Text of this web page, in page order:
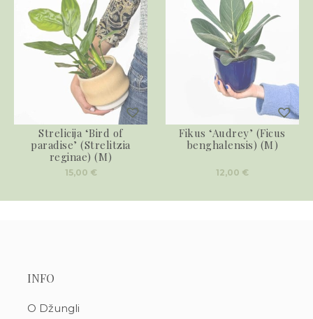
Strelicija ‘Bird of
paradise’ (Strelitzia
reginae) (M)
15,00 €
Fikus ‘Audrey’ (Ficus
benghalensis) (M)
12,00 €
INFO
O Džungli